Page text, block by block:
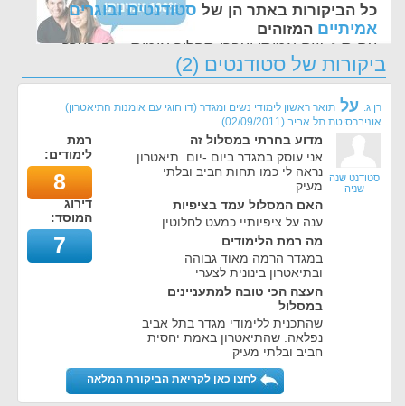
כל הביקורות באתר הן של סטודנטים ובוגרים
אמיתיים המזוהים
עם ת.ז, שם אמיתי ועברו תהליך אימות - זה הערך
החשוב לנו ביותר באתר
ביקורות של סטודנטים (2)
רן ג. על תואר ראשון לימודי נשים ומגדר (דו חוגי עם אומנות התיאטרון)
אוניברסיטת תל אביב (
02/09/2011
)
סטודנט שנה
שניה
מדוע בחרתי במסלול זה
אני עוסק במגדר ביום -יום. תיאטרון
נראה לי כמו תחות חביב ובלתי
מעיק
האם המסלול עמד בציפיות
ענה על ציפיותיי כמעט לחלוטין.
מה רמת הלימודים
במגדר הרמה מאוד גבוהה
ובתיאטרון בינונית לצערי
העצה הכי טובה למתעניינים
במסלול
שהתכנית ללימודי מגדר בתל אביב
נפלאה. שהתיאטרון באמת יחסית
חביב ובלתי מעיק
רמת
לימודים:
8
דירוג
המוסד:
7
לחצו כאן לקריאת הביקורת המלאה